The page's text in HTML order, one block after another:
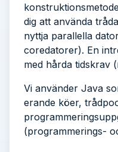
dig att an­vända
nyttja parallella
coredatorer). En
med hårda tidskrav
Vi använder Java
erande köer,
(programmerings-